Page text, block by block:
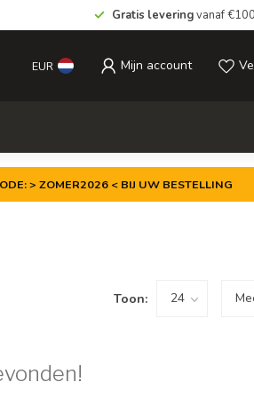
Gratis leveringvanaf
EUR Mijn account
> ZOMER2026 < BIJ UW BESTELLING
Toon: